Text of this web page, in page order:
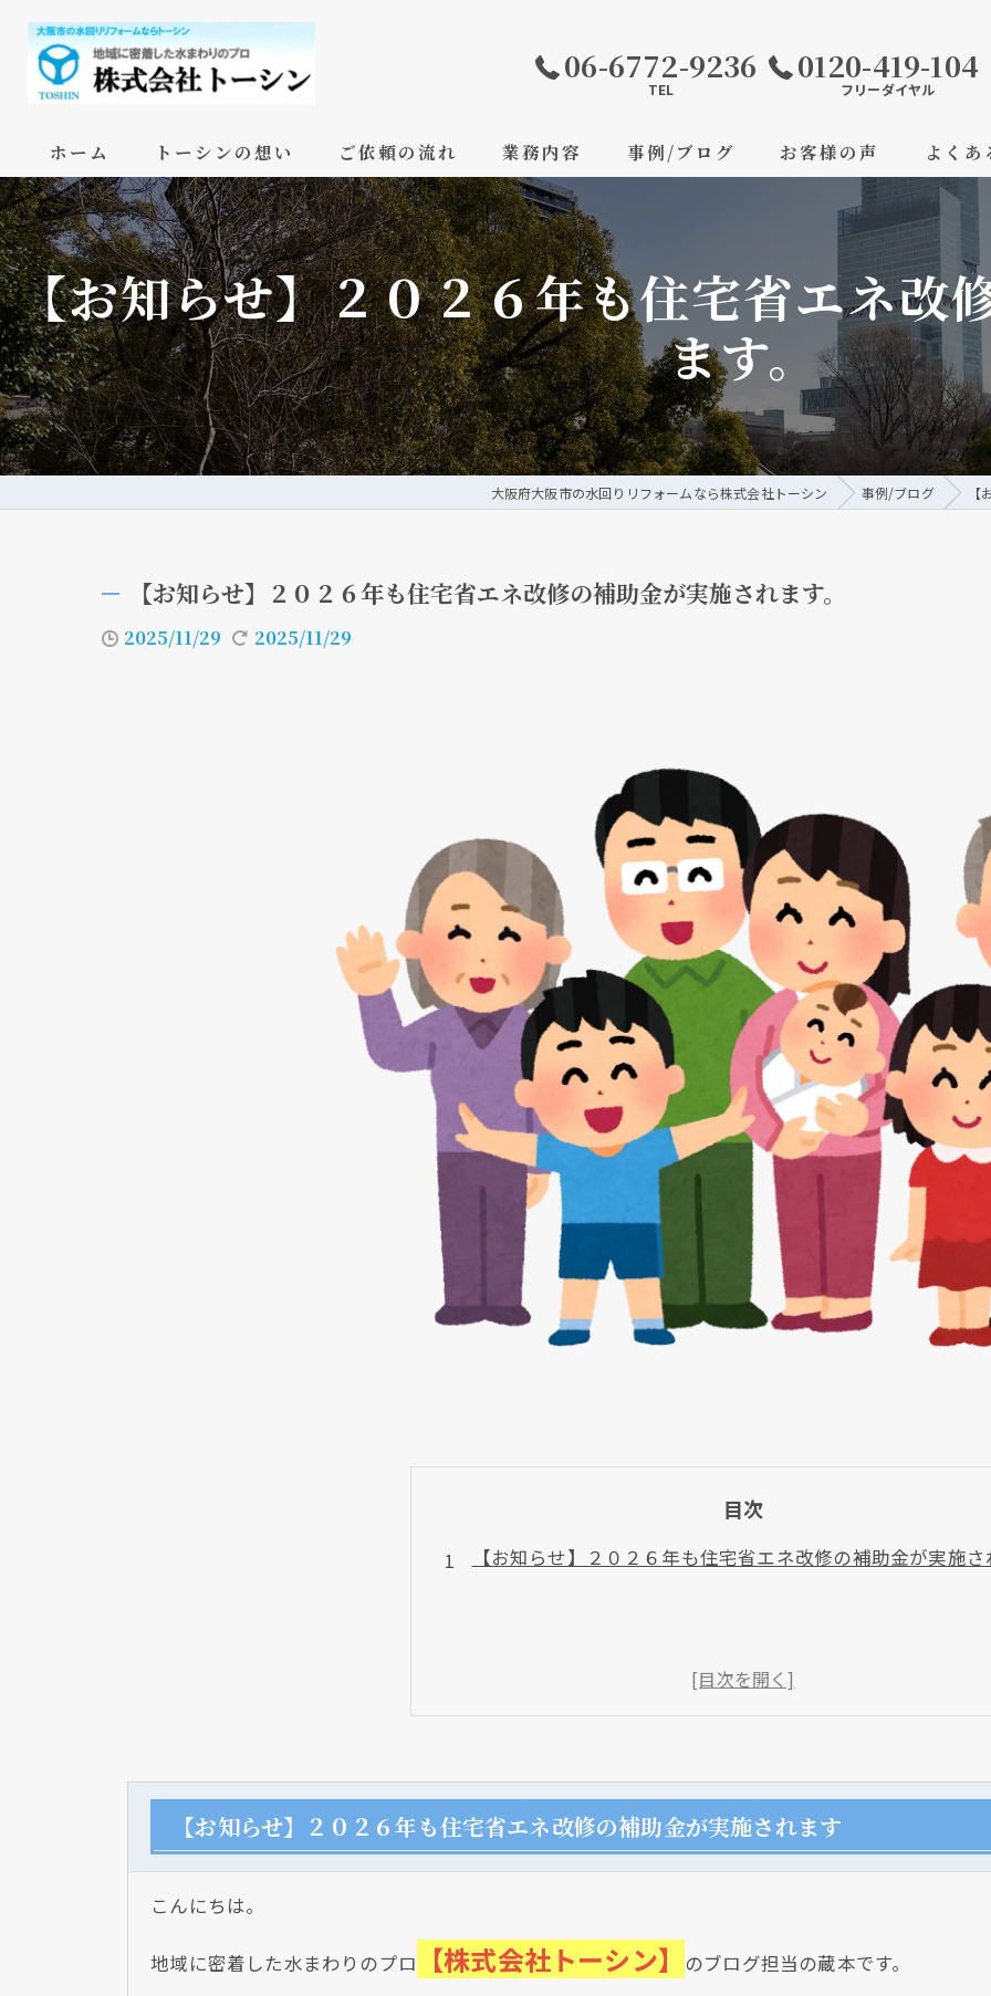
06-6772-9236
TEL
0120-419-104
フリーダイヤル
ホーム トーシンの想い ご依頼の流れ 業務内容 事例/ブログ お客様の声 よく
【お知らせ】２０２６年も住宅省エネ改
ます。
大阪府大阪市の水回りリフォームなら株式会社トーシン 事例/ブログ
【お知らせ】２０２６年も住宅省エネ改修の補助金が実施されます。
2025/11/29 2025/11/29
目次
【お知らせ】２０２６年も住宅省エネ改修の補助金が実施
【お知らせ】２０２６年も住宅省エネ改修の補助金が実施されます
こんにちは。
地域に密着した水まわりのプロ 【株式会社トーシン】 のブログ担当の蔵本です。